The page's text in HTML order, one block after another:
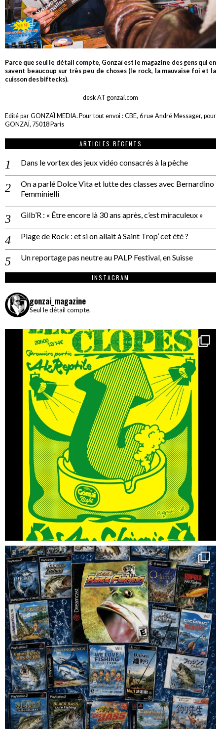
Parce que seul le détail compte, Gonzaï est le magazine des gens qui en
savent beaucoup sur très peu de choses (le rock, la mauvaise foi et la
cuisson des biftecks).
desk AT gonzai.com
Edité par GONZAÏ MEDIA. Pour tout envoi : CBE, 6 rue André Messager, pour
GONZAÏ, 75018 Paris
ARTICLES RÉCENTS
Dans le vortex des jeux vidéo consacrés à la pêche
On a parlé Dolce Vita et lutte des classes avec Bernardino
Femminielli
Gilb’R : « Être encore là 30 ans après, c’est miraculeux »
Plage de Rock : et si on allait à Saint Trop’ cet été ?
Un reportage pas neutre au PALP Festival, en Suisse
INSTAGRAM
gonzai_magazine
Seul le détail compte.